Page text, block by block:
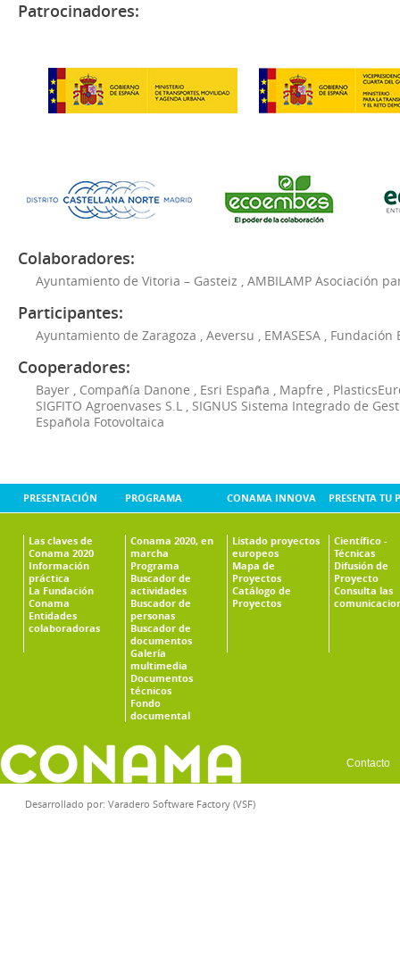
Patrocinadores:
Colaboradores:
Ayuntamiento de Vitoria – Gasteiz AMBILAMP Asociación
Participantes:
Ayuntamiento de Zaragoza Aeversu EMASESA Fundación
Cooperadores:
Bayer Compañía Danone Esri España Mapfre
SIGFITO Agroenvases S.L
SIGNUS Sistema Integrado de
Española Fotovoltaica
PRESENTACIÓN
Las claves de
Conama 2020
Información
práctica
La Fundación
Conama
Entidades
colaboradoras
PROGRAMA
Conama 2020, en
marcha
Programa
Buscador de
actividades
Buscador de
personas
Buscador de
documentos
Galería
multimedia
Documentos
técnicos
Fondo
documental
CONAMA INNOVA
Listado proyectos
europeos
Mapa de
Proyectos
Catálogo de
Proyectos
PRESENTA TU
Científico -
Técnicas
Difusión de
Proyecto
Consulta las
Contacto
Desarrollado por: Varadero Software Factory (VSF)